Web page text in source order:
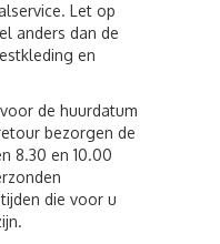
Let op
anders dan de
en
de huurdatum
bezorgen de
8.30 en 10.00
die voor u